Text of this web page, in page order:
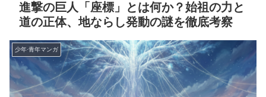
進撃の巨人「座標」とは何か？始祖の力と
道の正体、地ならし発動の謎を徹底考察
少年·青年マンガ